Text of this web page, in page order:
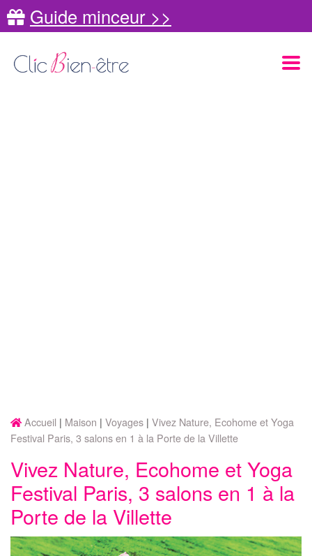
Guide minceur >>
Accueil Maison Voyages Vivez Nature, Ecohome et Yoga
Festival Paris, 3 salons en 1 à la Porte de la Villette
Vivez Nature, Ecohome et Yoga
Festival Paris, 3 salons en 1 à la
Porte de la Villette